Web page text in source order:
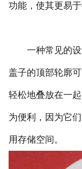
功能，使其更易于
一种常见的设
盖子的顶部轮廓
轻松地叠放在一
为便利，因为它
用存储空间。